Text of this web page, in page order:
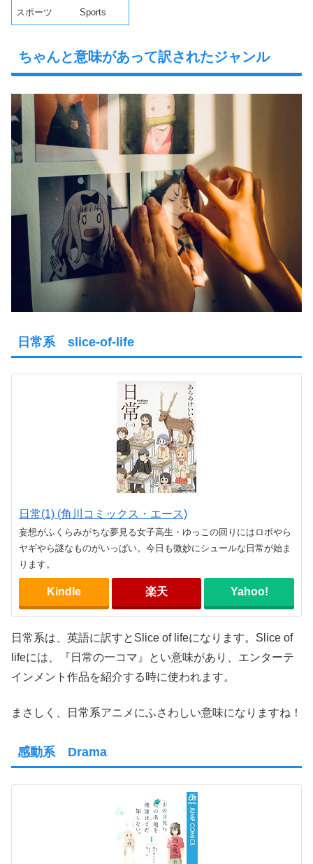
スポーツ Sports
ちゃんと意味があって訳されたジャンル
日常系 slice-of-life
日常(1) (角川コミックス・エース)
妄想がふくらみがちな夢見る女子高生・ゆっこの回りにはロボやら
ヤギやら謎なものがいっぱい。今日も微妙にシュールな日常が始ま
ります。
Kindle 楽天 Yahoo!
日常系は、英語に訳すとSlice of lifeになります。Slice of
lifeには、『日常の一コマ』とい意味があり、エンターテ
インメント作品を紹介する時に使われます。
まさしく、日常系アニメにふさわしい意味になりますね！
感動系 Drama